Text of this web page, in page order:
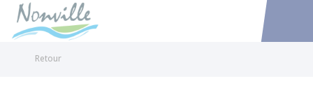
Accéder
Retour